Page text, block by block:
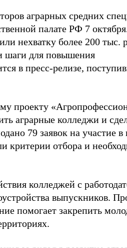
аграрных средних
палате РФ 7
нехватку более 200 тыс.
шаги для повышения
в пресс-релизе,
проекту
аграрные колледжи и
79 заявок на участие в
критерии отбора и
колледжей с
выпускников.
помогает закрепить